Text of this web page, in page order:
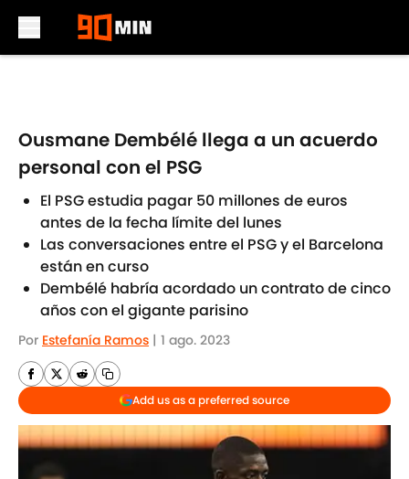
Ousmane Dembélé llega a un acuerdo
personal con el PSG
El PSG estudia pagar 50 millones de euros
antes de la fecha límite del lunes
Las conversaciones entre el PSG y el Barcelona
están en curso
Dembélé habría acordado un contrato de cinco
años con el gigante parisino
Por Estefanía Ramos | 1 ago. 2023
Add us as a preferred source